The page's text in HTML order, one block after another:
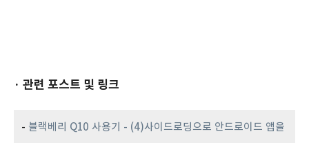
· 관련 포스트 및 링크
- 블랙베리 Q10 사용기 - (4)사이드로딩으로 안드로이드 앱을